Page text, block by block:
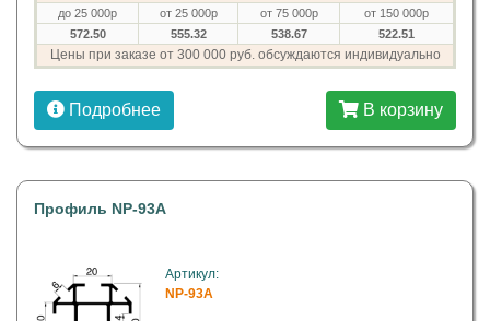
до 25 000р от 25 000р от 75 000р
от 150 000р
572.50
555.32 538.67 522.51
Цены при заказе от 300 000 руб. обсуждаются индивидуально
Подробнее В корзину
Профиль NP-93А
Артикул:
NP-93А